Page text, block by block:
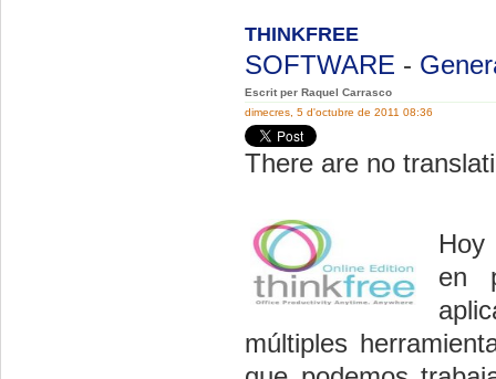
THINKFREE
SOFTWARE -
Escrit per Raquel Carrasco
dimecres, 5 d'octubre de 2011 08:36
There are no
Hoy
en
múltiples